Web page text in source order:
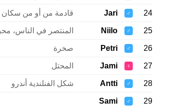
24
♂
Jari قادمة من أو من سكان
25
♂
Niilo المنتصر في الناس،
26
♂
Petri صخرة
27
♀
Jami المحتل
28
♂
Antti شكل الفنلندية أندرو
29
♂
Sami